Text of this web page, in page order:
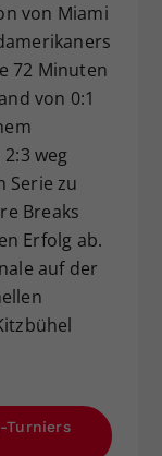
von Miami
72 Minuten
von 0:1
weg
Serie zu
Breaks
Erfolg ab.
auf der
Turniers